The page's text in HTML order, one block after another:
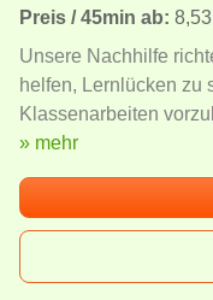
Preis / 45min ab:
Unsere Nachhilfe
helfen, Lernlücken zu
Klassenarbeiten
» mehr